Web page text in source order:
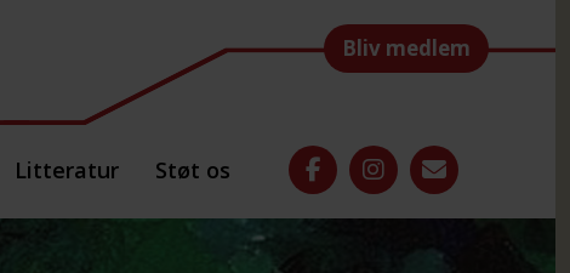
Bliv medlem
Litteratur Støt os